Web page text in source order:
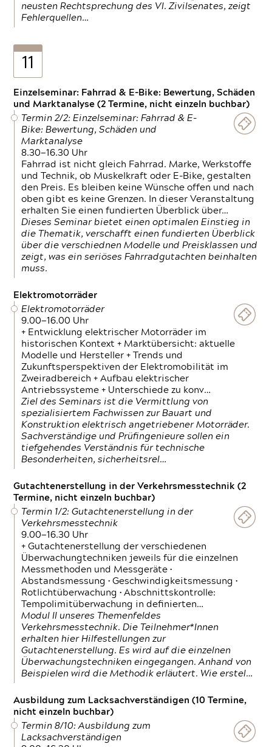
neusten Rechtsprechung des VI. Zivilsenates, zeigt
Fehlerquellen…
11
Einzelseminar: Fahrrad & E-Bike: Bewertung, Schäden
und Marktanalyse (2 Termine, nicht einzeln buchbar)
Termin 2/2: Einzelseminar: Fahrrad & E-
Bike: Bewertung, Schäden und
Marktanalyse
8.30—16.30 Uhr
Fahrrad ist nicht gleich Fahrrad. Marke, Werkstoffe
und Technik, ob Muskelkraft oder E-Bike, gestalten
den Preis. Es bleiben keine Wünsche offen und nach
oben gibt es keine Grenzen. In dieser Veranstaltung
erhalten Sie einen fundierten Überblick über…
Dieses Seminar bietet einen optimalen Einstieg in
die Thematik, verschafft einen fundierten Überblick
über die verschiednen Modelle und Preisklassen und
zeigt, was ein seriöses Fahrradgutachten beinhalten
muss.
Elektromotorräder
Elektromotorräder
9.00—16.00 Uhr
+ Entwicklung elektrischer Motorräder im
historischen Kontext + Marktübersicht: aktuelle
Modelle und Hersteller + Trends und
Zukunftsperspektiven der Elektromobilität im
Zweiradbereich + Aufbau elektrischer
Antriebssysteme + Unterschiede zu konv…
Ziel des Seminars ist die Vermittlung von
spezialisiertem Fachwissen zur Bauart und
Konstruktion elektrisch angetriebener Motorräder.
Sachverständige und Prüfingenieure sollen ein
tiefgehendes Verständnis für technische
Besonderheiten, sicherheitsrel…
Gutachtenerstellung in der Verkehrsmesstechnik (2
Termine, nicht einzeln buchbar)
Termin 1/2: Gutachtenerstellung in der
Verkehrsmesstechnik
9.00—16.30 Uhr
+ Gutachtenerstellung der verschiedenen
Überwachungtechniken jeweils für die einzelnen
Messmethoden und Messgeräte •
Abstandsmessung • Geschwindigkeitsmessung •
Rotlichtüberwachung • Abschnittskontrolle:
Tempolimitüberwachung in definierten…
Modul II unseres Themenfeldes
Verkehrsmesstechnik. Die Teilnehmer*Innen
erhalten hier Hilfestellungen zur
Gutachtenerstellung. Es wird auf die einzelnen
Überwachungstechniken eingegangen. Anhand von
Beispielen wird die Methodik erläutert. Wie erstel…
Ausbildung zum Lacksachverständigen (10 Termine,
nicht einzeln buchbar)
Termin 8/10: Ausbildung zum
Lacksachverständigen